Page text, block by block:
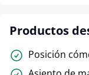
Productos
Posición